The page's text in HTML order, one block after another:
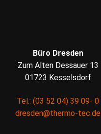
Büro Dresden
Zum Alten Dessauer 13
01723 Kesselsdorf
Tel.: (03 52 04) 39 09- 0
dresden@thermo-tec.de